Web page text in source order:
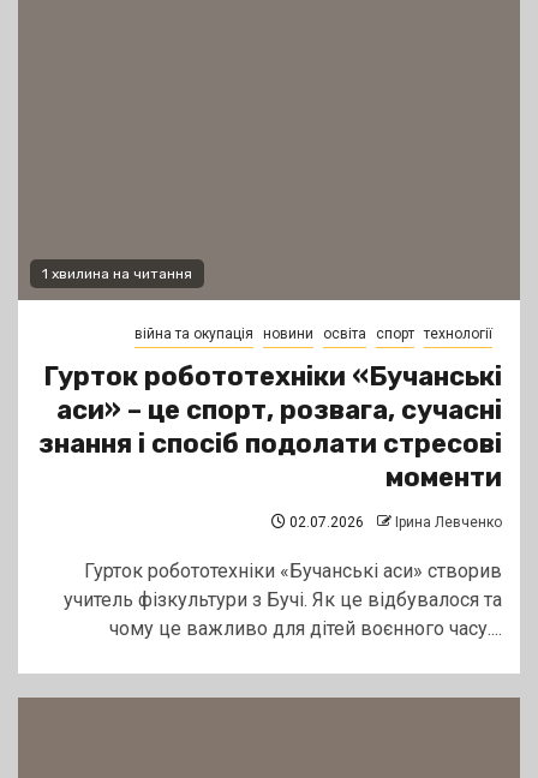
1 хвилина на читання
війна та окупація новини освіта спорт технології
Гурток робототехніки «Бучанські
аси» – це спорт, розвага, сучасні
знання і спосіб подолати стресові
моменти
02.07.2026 Ірина Левченко
Гурток робототехніки «Бучанські аси» створив
учитель фізкультури з Бучі. Як це відбувалося та
чому це важливо для дітей воєнного часу....